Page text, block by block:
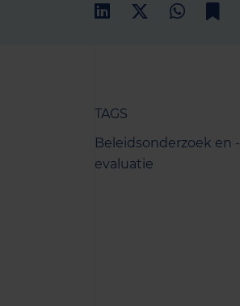
TAGS
Beleidsonderzoek en -
evaluatie